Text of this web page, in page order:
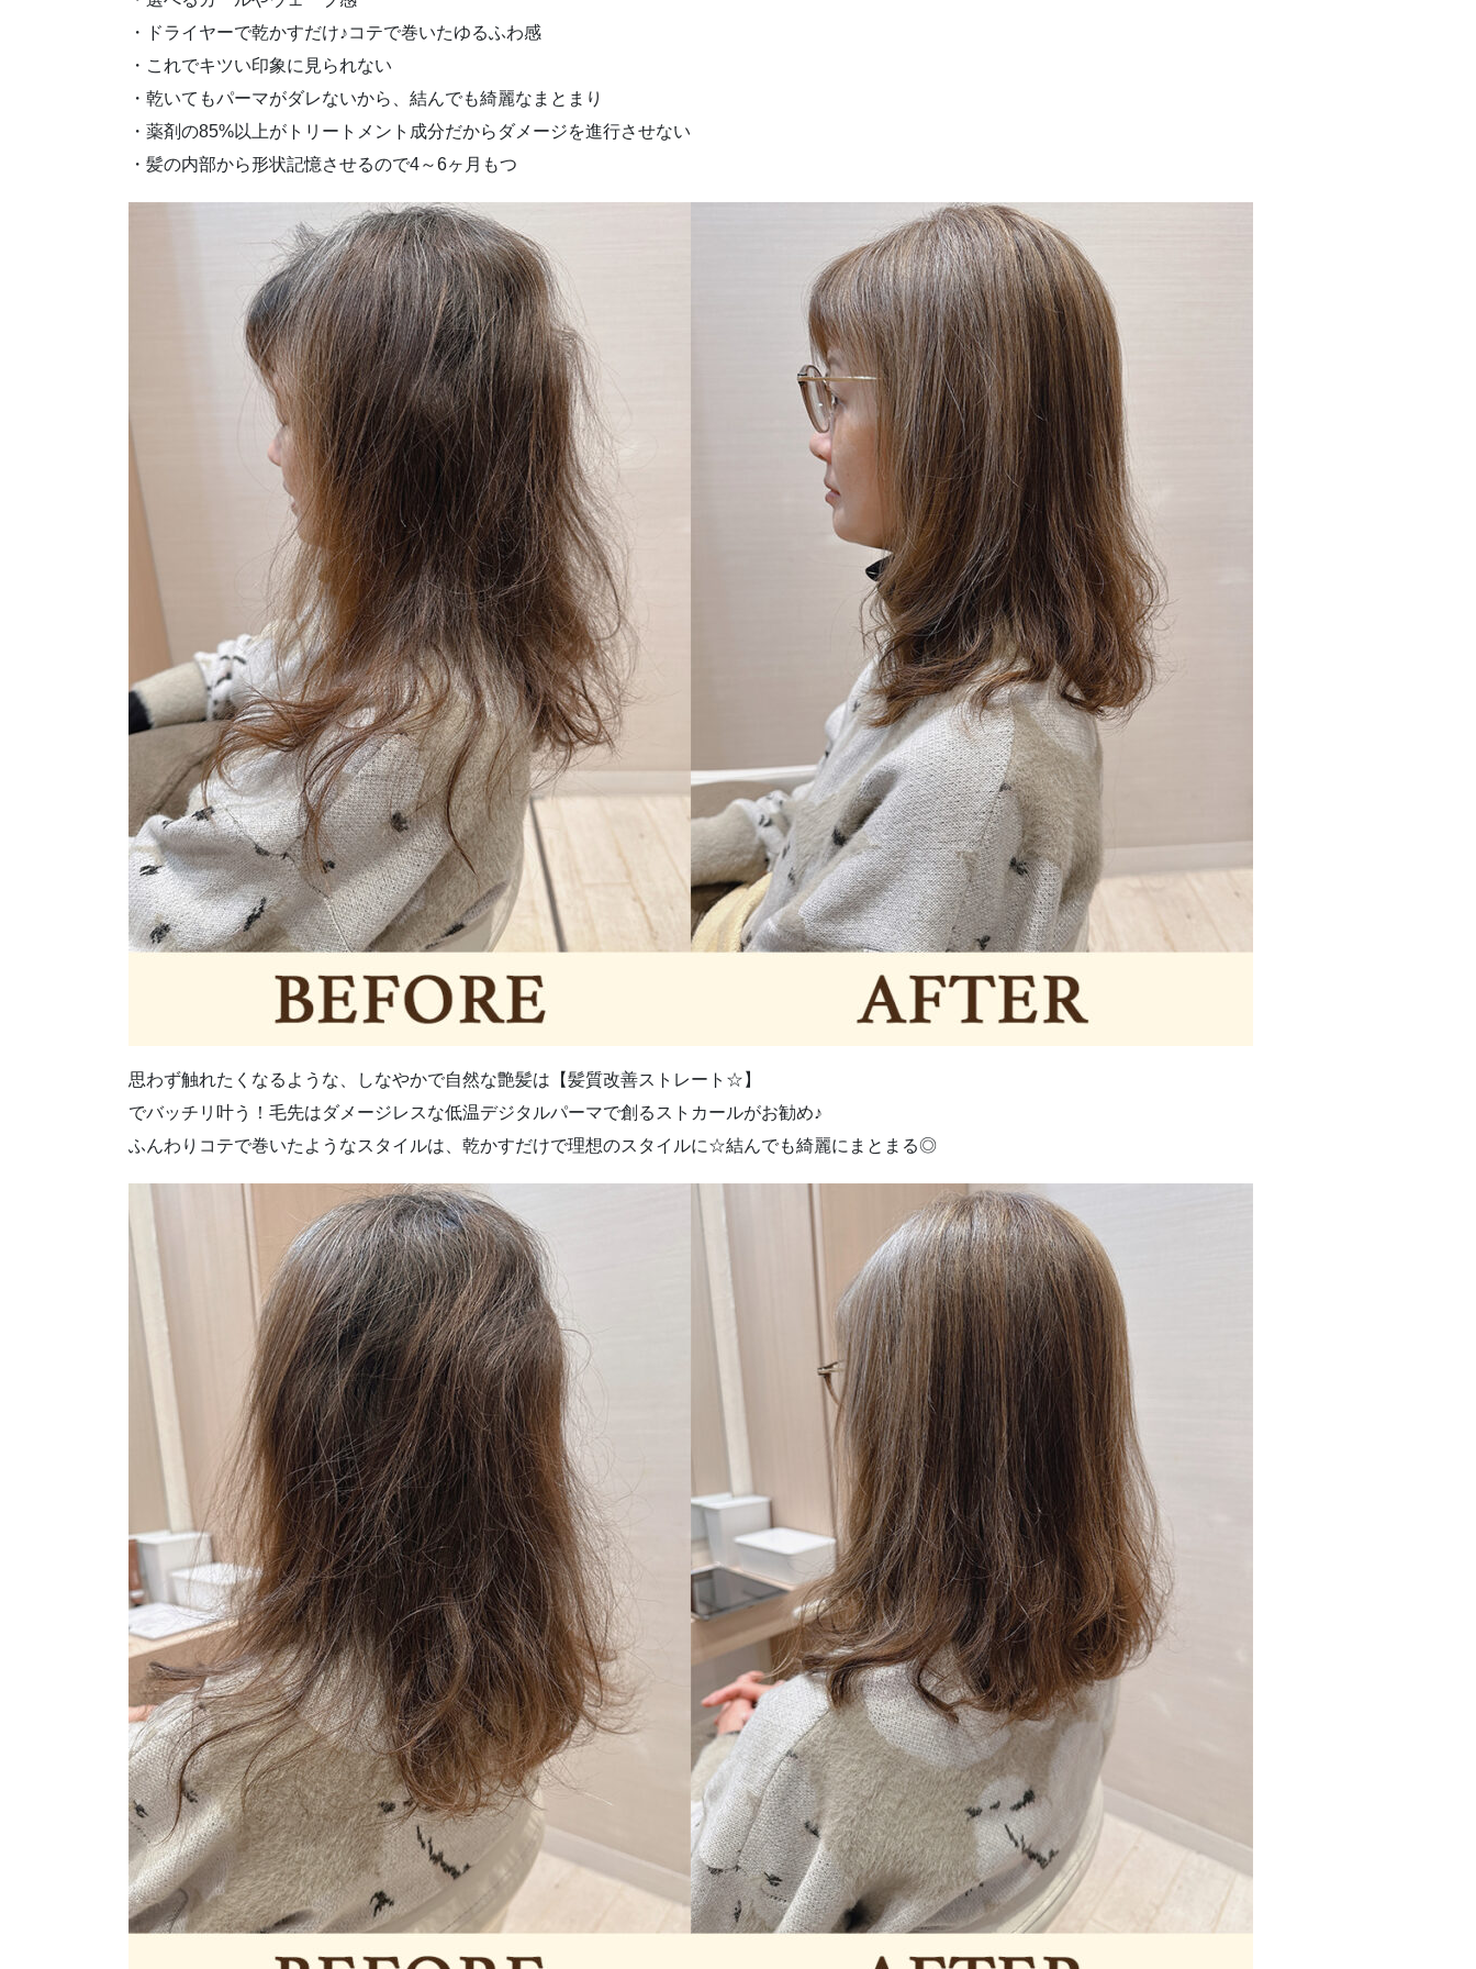
・ドライヤーで乾かすだけ♪コテで巻いたゆるふわ感
・これでキツい印象に見られない
・乾いてもパーマがダレないから、結んでも綺麗なまとまり
・薬剤の85%以上がトリートメント成分だからダメージを進行させない
・髪の内部から形状記憶させるので4～6ヶ月もつ
思わず触れたくなるような、しなやかで自然な艶髪は【髪質改善ストレート☆】
でバッチリ叶う！毛先はダメージレスな低温デジタルパーマで創るストカールがお勧め♪
ふんわりコテで巻いたようなスタイルは、乾かすだけで理想のスタイルに☆結んでも綺麗にまとまる◎